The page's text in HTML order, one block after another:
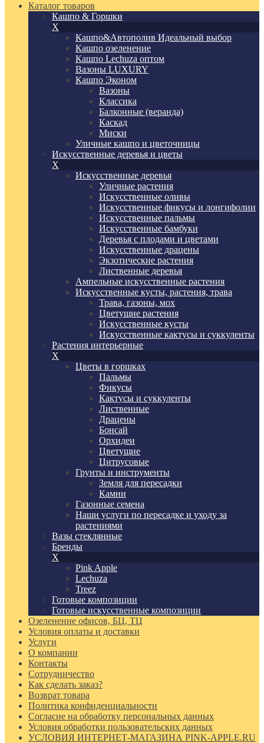
Каталог товаров
Кашпо & Горшки
X
Кашпо&Автополив Идеальный выбор
Кашпо озеленение
Кашпо Lechuza оптом
Вазоны LUXURY
Кашпо Эконом
Вазоны
Классика
Балконные (веранда)
Каскад
Миски
Уличные кашпо и цветочницы
Искусственные деревья и цветы
X
Искусственные деревья
Уличные растения
Искусственные оливы
Искусственные фикусы и лонгифолии
Искусственные пальмы
Искусственные бамбуки
Деревья с плодами и цветами
Искусственные драцены
Экзотические растения
Лиственные деревья
Ампельные искусственные растения
Искусственные кусты, растения, трава
Трава, газоны, мох
Цветущие растения
Искусственные кусты
Искусственные кактусы и суккуленты
Растения интерьерные
X
Цветы в горшках
Пальмы
Фикусы
Кактусы и суккуленты
Лиственные
Драцены
Бонсай
Орхидеи
Цветущие
Цитрусовые
Грунты и инструменты
Земля для пересадки
Камни
Газонные семена
Наши услуги по пересадке и уходу за
растениями
Вазы стеклянные
Бренды
X
Pink Apple
Lechuza
Treez
Готовые композиции
Готовые искусственные композиции
Озеленение офисов, БЦ, ТЦ
Условия оплаты и доставки
Услуги
О компании
Контакты
Сотрудничество
Как сделать заказ?
Возврат товара
Политика конфиденциальности
Согласие ​на обработку персональных данных
Условия обработки пользовательских данных
УСЛОВИЯ ИНТЕРНЕТ-МАГАЗИНА PINK-APPLE.RU